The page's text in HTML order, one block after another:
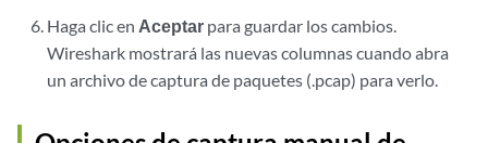
Haga clic en Aceptar para guardar los cambios.
Wireshark mostrará las nuevas columnas cuando abra
un archivo de captura de paquetes (.pcap) para verlo.